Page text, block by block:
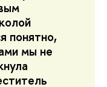
понятно,
мы не